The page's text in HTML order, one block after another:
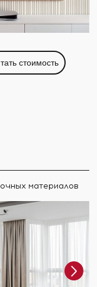
стоимость
материалов